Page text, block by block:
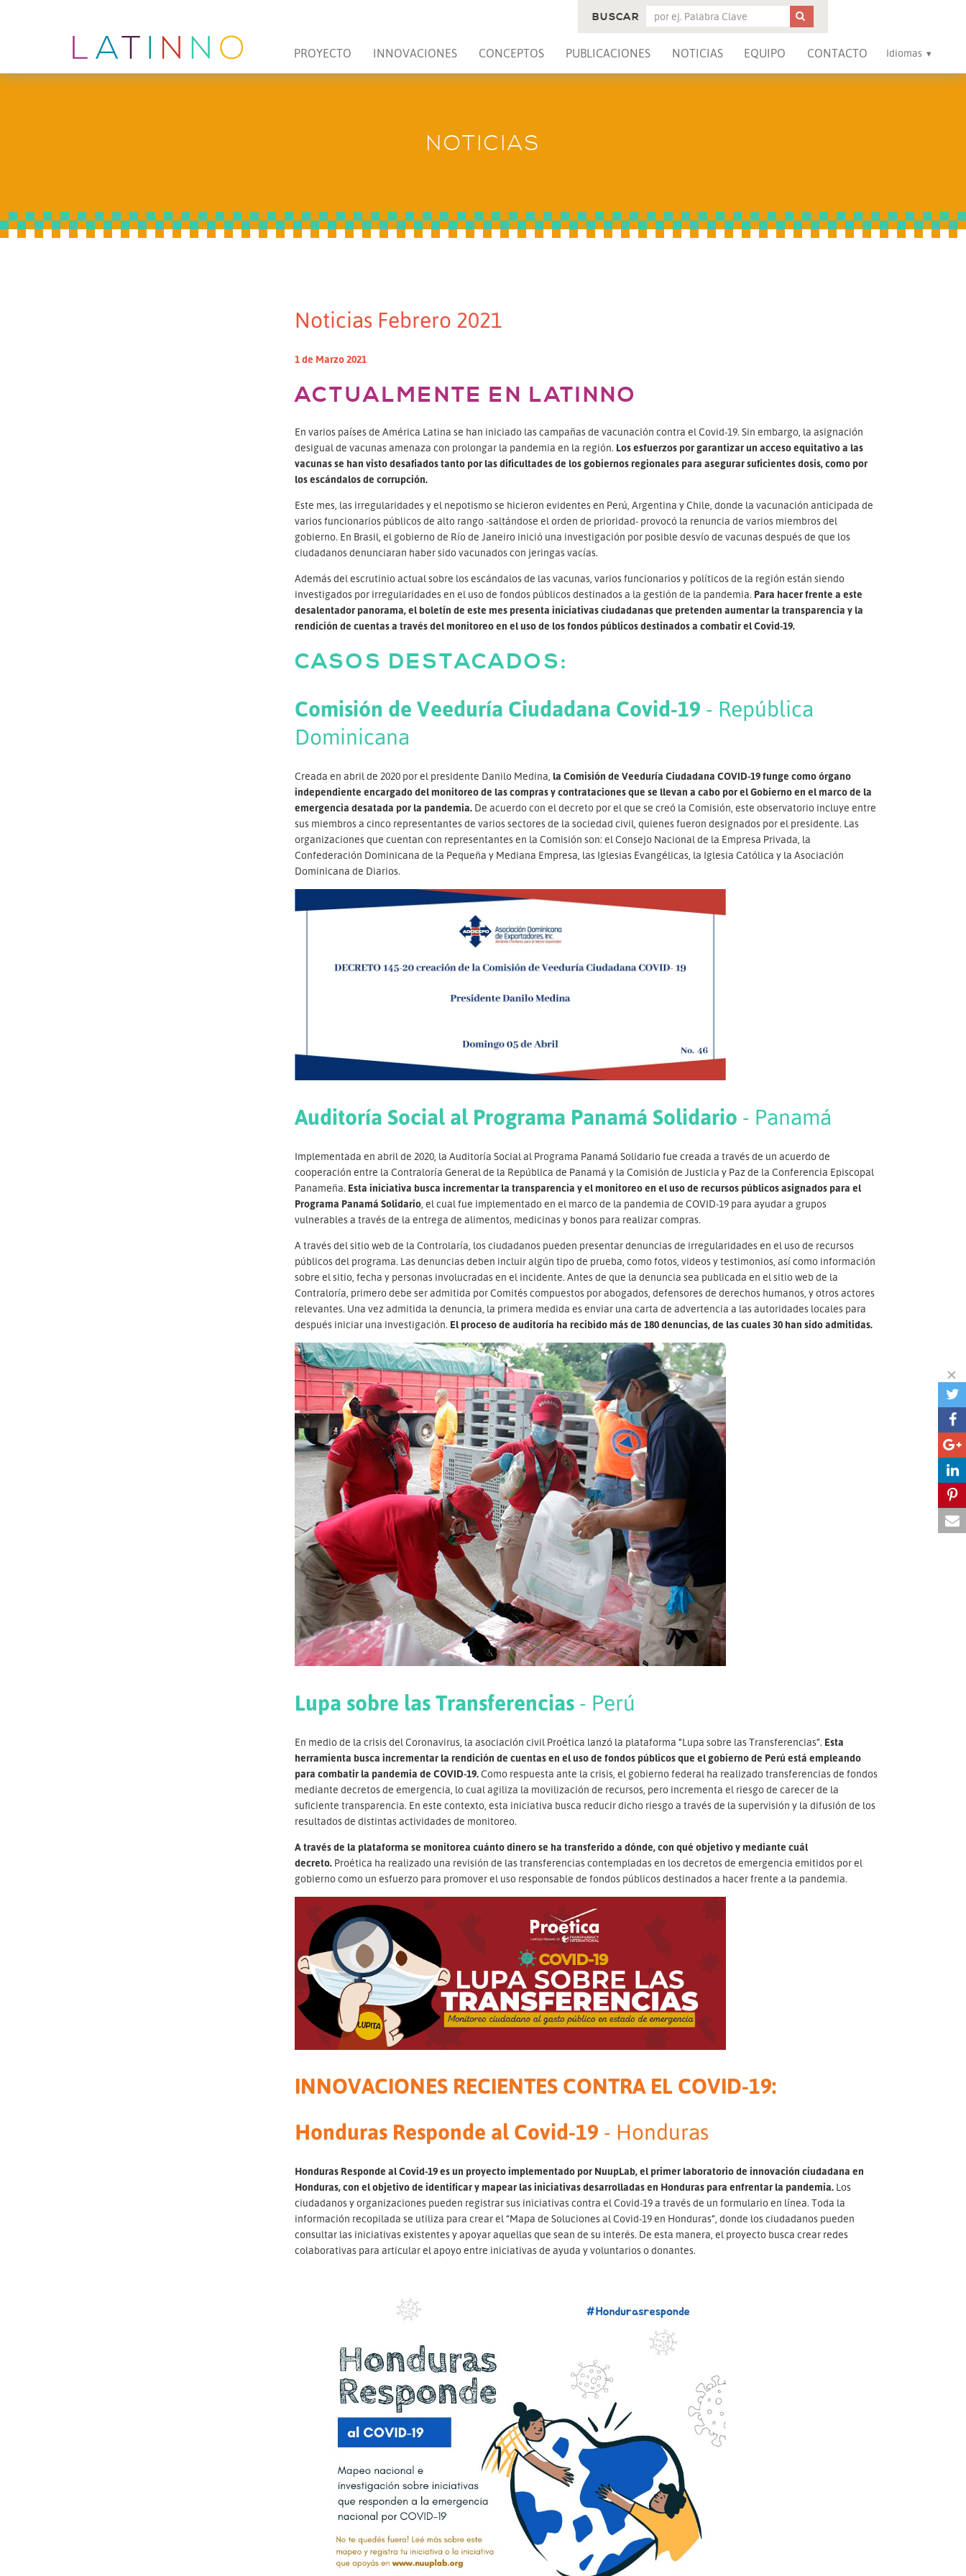
PROYECTO INNOVACIONES CONCEPTOS PUBLICACIONES NOTICIAS EQUIPO CONTACTO Idiomas
BUSCAR
NOTICIAS
Noticias Febrero 2021
1 de Marzo 2021
ACTUALMENTE EN LATINNO
En varios países de América Latina se han iniciado las campañas de vacunación contra el Covid-19. Sin embargo, la asignación
desigual de vacunas amenaza con prolongar la pandemia en la región. Los esfuerzos por garantizar un acceso equitativo a las
vacunas se han visto desafiados tanto por las dificultades de los gobiernos regionales para asegurar suficientes dosis, como por
los escándalos de corrupción.
Este mes, las irregularidades y el nepotismo se hicieron evidentes en Perú, Argentina y Chile, donde la vacunación anticipada de
varios funcionarios públicos de alto rango -saltándose el orden de prioridad- provocó la renuncia de varios miembros del
gobierno. En Brasil, el gobierno de Río de Janeiro inició una investigación por posible desvío de vacunas después de que los
ciudadanos denunciaran haber sido vacunados con jeringas vacías.
Además del escrutinio actual sobre los escándalos de las vacunas, varios funcionarios y políticos de la región están siendo
investigados por irregularidades en el uso de fondos públicos destinados a la gestión de la pandemia. Para hacer frente a este
desalentador panorama, el boletín de este mes presenta iniciativas ciudadanas que pretenden aumentar la transparencia y la
rendición de cuentas a través del monitoreo en el uso de los fondos públicos destinados a combatir el Covid-19.
CASOS DESTACADOS:
Comisión de Veeduría Ciudadana Covid-19 - República
Dominicana
Creada en abril de 2020 por el presidente Danilo Medina, la Comisión de Veeduría Ciudadana COVID-19 funge como órgano
independiente encargado del monitoreo de las compras y contrataciones que se llevan a cabo por el Gobierno en el marco de la
emergencia desatada por la pandemia. De acuerdo con el decreto por el que se creó la Comisión, este observatorio incluye entre
sus miembros a cinco representantes de varios sectores de la sociedad civil, quienes fueron designados por el presidente. Las
organizaciones que cuentan con representantes en la Comisión son: el Consejo Nacional de la Empresa Privada, la
Confederación Dominicana de la Pequeña y Mediana Empresa, las Iglesias Evangélicas, la Iglesia Católica y la Asociación
Dominicana de Diarios.
Auditoría Social al Programa Panamá Solidario - Panamá
Implementada en abril de 2020, la Auditoría Social al Programa Panamá Solidario fue creada a través de un acuerdo de
cooperación entre la Contraloría General de la República de Panamá y la Comisión de Justicia y Paz de la Conferencia Episcopal
Panameña. Esta iniciativa busca incrementar la transparencia y el monitoreo en el uso de recursos públicos asignados para el
Programa Panamá Solidario, el cual fue implementado en el marco de la pandemia de COVID-19 para ayudar a grupos
vulnerables a través de la entrega de alimentos, medicinas y bonos para realizar compras.
A través del sitio web de la Controlaría, los ciudadanos pueden presentar denuncias de irregularidades en el uso de recursos
públicos del programa. Las denuncias deben incluir algún tipo de prueba, como fotos, videos y testimonios, así como información
sobre el sitio, fecha y personas involucradas en el incidente. Antes de que la denuncia sea publicada en el sitio web de la
Contraloría, primero debe ser admitida por Comités compuestos por abogados, defensores de derechos humanos, y otros actores
relevantes. Una vez admitida la denuncia, la primera medida es enviar una carta de advertencia a las autoridades locales para
después iniciar una investigación. El proceso de auditoría ha recibido más de 180 denuncias, de las cuales 30 han sido admitidas.
Lupa sobre las Transferencias- Perú
En medio de la crisis del Coronavirus, la asociación civil Proética lanzó la plataforma “Lupa sobre las Transferencias”. Esta
herramienta busca incrementar la rendición de cuentas en el uso de fondos públicos que el gobierno de Perú está empleando
para combatir la pandemia de COVID-19.Como respuesta ante la crisis, el gobierno federal ha realizado transferencias de fondos
mediante decretos de emergencia, lo cual agiliza la movilización de recursos, pero incrementa el riesgo de carecer de la
suficiente transparencia. En este contexto, esta iniciativa busca reducir dicho riesgo a través de la supervisión y la difusión de los
resultados de distintas actividades de monitoreo.
A través de la plataforma se monitorea cuánto dinero se ha transferido a dónde, con qué objetivo y mediante cuál
decreto. Proética ha realizado una revisión de las transferencias contempladas en los decretos de emergencia emitidos por el
gobierno como un esfuerzo para promover el uso responsable de fondos públicos destinados a hacer frente a la pandemia.
INNOVACIONES RECIENTES CONTRA EL COVID-19:
Honduras Responde al Covid-19 - Honduras
Honduras Responde al Covid-19 es un proyecto implementado por NuupLab, el primer laboratorio de innovación ciudadana en
Honduras, con el objetivo de identificar y mapear las iniciativas desarrolladas en Honduras para enfrentar la pandemia.Los
ciudadanos y organizaciones pueden registrar sus iniciativas contra el Covid-19 a través de un formulario en línea. Toda la
información recopilada se utiliza para crear el “Mapa de Soluciones al Covid-19 en Honduras”, donde los ciudadanos pueden
consultar las iniciativas existentes y apoyar aquellas que sean de su interés. De esta manera, el proyecto busca crear redes
colaborativas para articular el apoyo entre iniciativas de ayuda y voluntarios o donantes.